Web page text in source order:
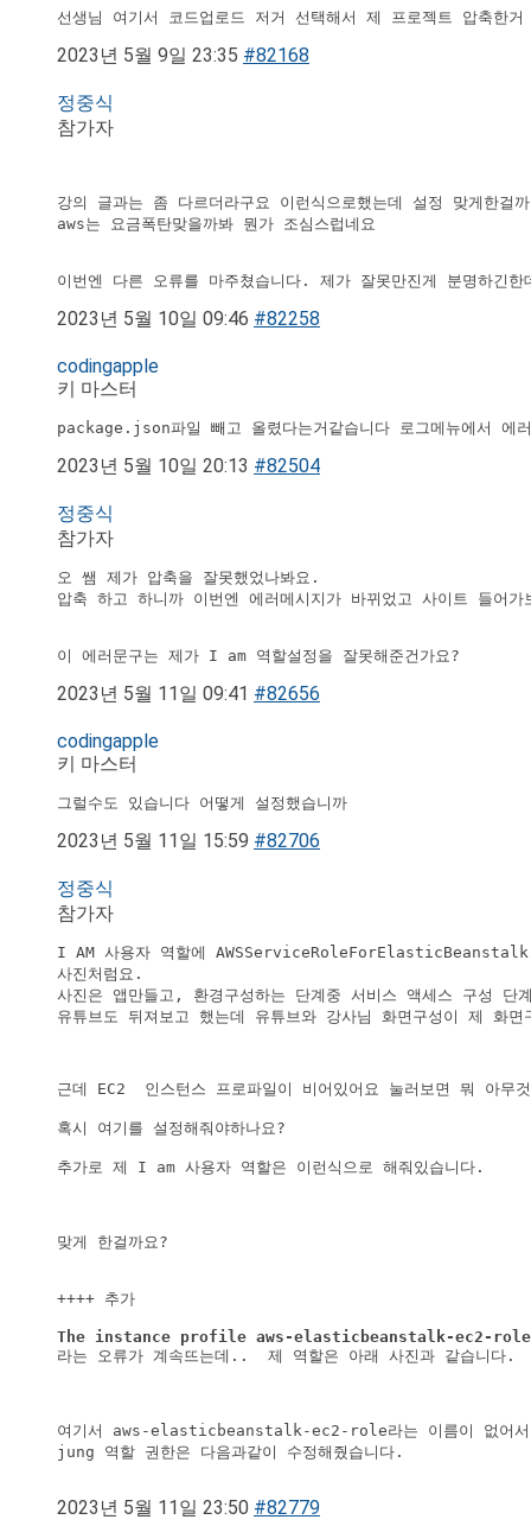
선생님 여기서 코드업로드 저거 선택해서 제 프로젝트 압축한거
2023년 5월 9일 23:35 #82168
정중식
참가자
강의 글과는 좀 다르더라구요 이런식으로했는데 설정 맞게한걸
aws는 요금폭탄맞을까봐 뭔가 조심스럽네요
이번엔 다른 오류를 마주쳤습니다. 제가 잘못만진게 분명하긴
2023년 5월 10일 09:46 #82258
codingapple
키 마스터
package.json파일 빼고 올렸다는거같습니다 로그메뉴에서 에
2023년 5월 10일 20:13 #82504
정중식
참가자
오 쌤 제가 압축을 잘못했었나봐요.
이 에러문구는 제가 I am 역할설정을 잘못해준건가요?
2023년 5월 11일 09:41 #82656
codingapple
키 마스터
그럴수도 있습니다 어떻게 설정했습니까
2023년 5월 11일 15:59 #82706
정중식
참가자
I AM 사용자 역할에 AWSServiceRoleForElasticBeanstalk
사진처럼요.
사진은 앱만들고, 환경구성하는 단계중 서비스 액세스 구성 단
유튜브도 뒤져보고 했는데 유튜브와 강사님 화면구성이 제 화
근데 EC2  인스턴스 프로파일이 비어있어요 눌러보면 뭐 아무
혹시 여기를 설정해줘야하나요?
추가로 제 I am 사용자 역할은 이런식으로 해줘있습니다.
맞게 한걸까요?
++++ 추가
여기서 aws-elasticbeanstalk-ec2-role라는 이름이 없어서
2023년 5월 11일 23:50 #82779